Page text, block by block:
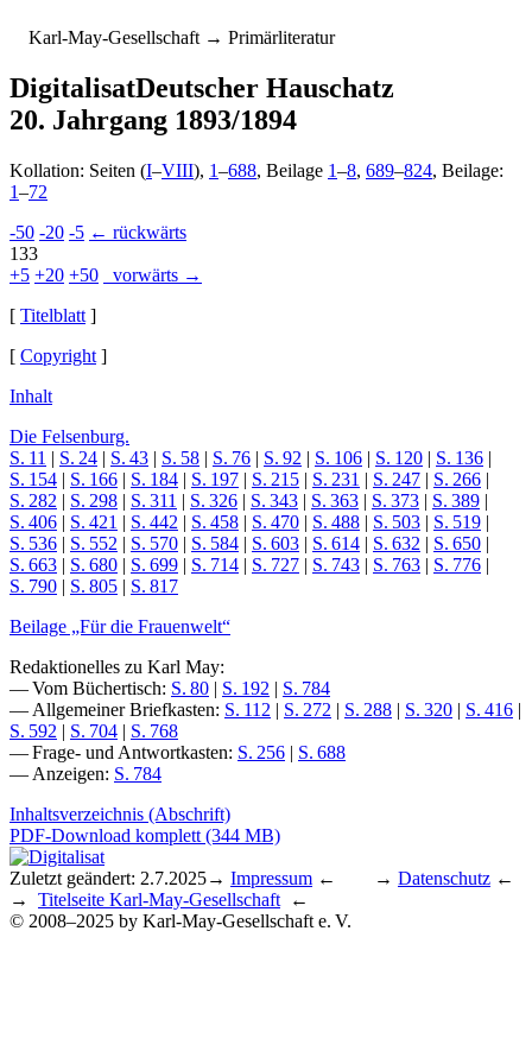
Karl-May-Gesellschaft → Primärliteratur
DigitalisatDeutscher Hauschatz
20. Jahrgang 1893/1894
Kollation: Seiten (I–VIII), 1–688, Beilage 1–8, 689–824, Beilage:
1–72
-50 -20 -5 ← rückwärts
133
+5 +20 +50
vorwärts →
[ Titelblatt ]
[ Copyright ]
Inhalt
Die Felsenburg.
S. 11 | S. 24 | S. 43 | S. 58 | S. 76 | S. 92 | S. 106 | S. 120 | S. 136 |
S. 154 | S. 166 | S. 184 | S. 197 | S. 215 | S. 231 | S. 247 | S. 266 |
S. 282 | S. 298 | S. 311 | S. 326 | S. 343 | S. 363 | S. 373 | S. 389 |
S. 406 | S. 421 | S. 442 | S. 458 | S. 470 | S. 488 | S. 503 | S. 519 |
S. 536 | S. 552 | S. 570 | S. 584 | S. 603 | S. 614 | S. 632 | S. 650 |
S. 663 | S. 680 | S. 699 | S. 714 | S. 727 | S. 743 | S. 763 | S. 776 |
S. 790 | S. 805 | S. 817
Beilage „Für die Frauenwelt“
Redaktionelles zu Karl May:
— Vom Büchertisch: S. 80 | S. 192 | S. 784
— Allgemeiner Briefkasten: S. 112 | S. 272 | S. 288 | S. 320 | S. 416 |
S. 592 | S. 704 | S. 768
— Frage- und Antwortkasten: S. 256 | S. 688
— Anzeigen: S. 784
Inhaltsverzeichnis (Abschrift)
PDF-Download komplett (344 MB)
Zuletzt geändert: 2.7.2025→ Impressum ← → Datenschutz ←
→ Titelseite Karl-May-Gesellschaft ←
© 2008–2025 by Karl-May-Gesellschaft e. V.